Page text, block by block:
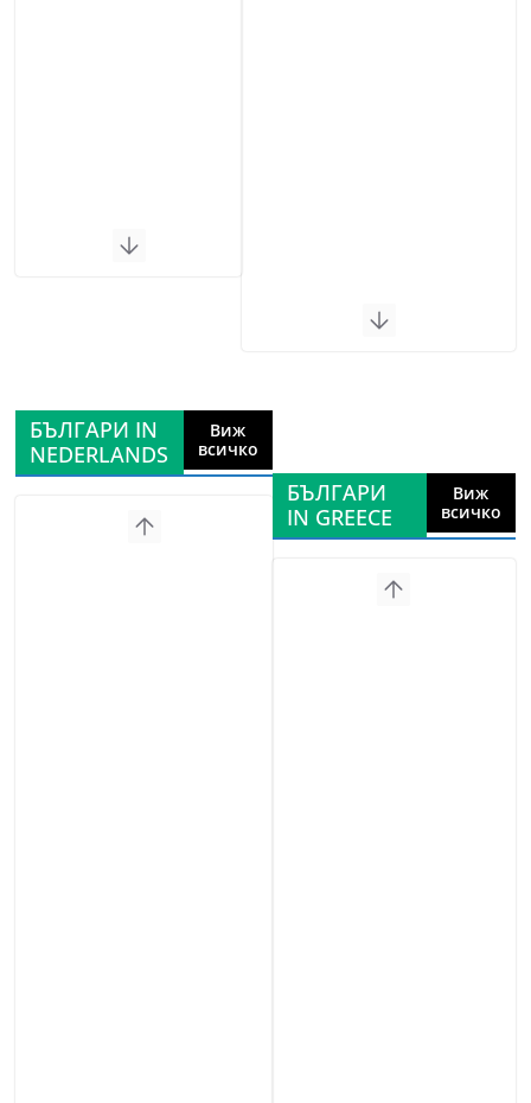
БЪЛГАРИ IN
NEDERLANDS
Виж
всичко
БЪЛГАРИ
IN GREECE
Виж
всичко